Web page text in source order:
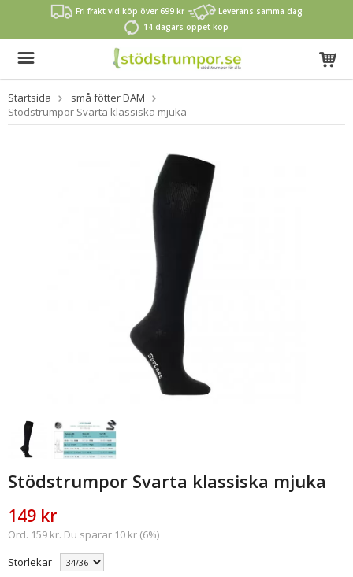
Fri frakt vid köp över 699 kr
Leverans samma dag
14 dagars öppet köp
Startsida
små fötter DAM
Stödstrumpor Svarta klassiska mjuka
Stödstrumpor Svarta klassiska mjuka
149 kr
Ord. 159 kr. Du sparar 10 kr (6%)
Storlekar